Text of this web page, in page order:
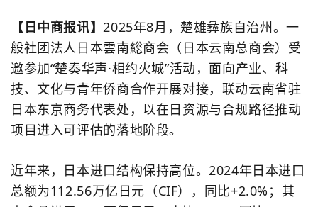
【日中商报讯】 2025年8月，楚雄彝族自治州。一
般社团法人日本雲南総商会（日本云南总商会）受
邀参加“楚奏华声·相约火城”活动，面向产业、科
技、文化与青年侨商合作开展对接，联动云南省驻
日本东京商务代表处，以在日资源与合规路径推动
项目进入可评估的落地阶段。
近年来，日本进口结构保持高位。 2024年日本进口
总额为112.56万亿日元（CIF），同比+2.0% ；其